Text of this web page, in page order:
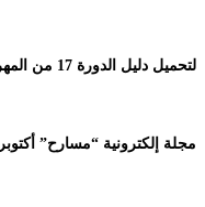
لتحميل دليل الدورة 17 من المهرجان الوطني للمسرح المحترف
مجلة إلكترونية “مسارح” أكتوبر 2023 /عدد تجريبي